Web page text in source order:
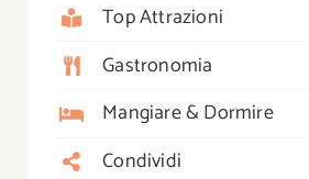
Top Attrazioni
Gastronomia
Mangiare & Dormire
Condividi